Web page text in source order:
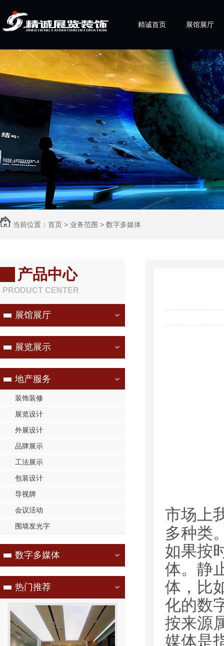
精诚首页 展馆展厅
当前位置： 首页 > 业务范围 > 数字多媒体
产品中心
PRODUCT CENTER
展馆展厅
展览展示
地产服务
装饰装修
展览设计
外展设计
品牌展示
工法展示
包装设计
导视牌
会议活动
围墙发光字
数字多媒体
热门推荐
市场上
多种类
如果按
体。静
体，比
化的数
按来源
媒体是